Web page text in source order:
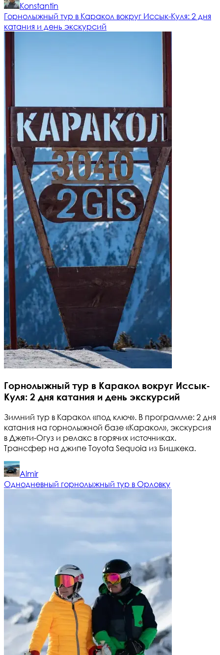
Konstantin
Горнолыжный тур в Каракол вокруг Иссык-Куля: 2 дня
катания и день экскурсий
Горнолыжный тур в Каракол вокруг Иссык-
Куля: 2 дня катания и день экскурсий
Зимний тур в Каракол «под ключ». В программе: 2 дня
катания на горнолыжной базе «Каракол», экскурсия
в Джети-Огуз и релакс в горячих источниках.
Трансфер на джипе Toyota Sequoia из Бишкека.
Almir
Однодневный горнолыжный тур в Орловку